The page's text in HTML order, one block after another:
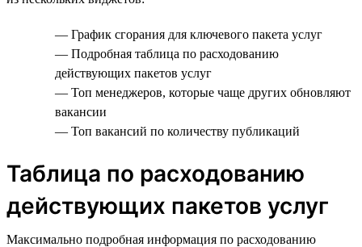
— График сгорания для ключевого пакета услуг
— Подробная таблица по расходованию
действующих пакетов услуг
— Топ менеджеров, которые чаще других обновляют
вакансии
— Топ вакансий по количеству публикаций
Таблица по расходованию
действующих пакетов услуг
Максимально подробная информация по расходованию